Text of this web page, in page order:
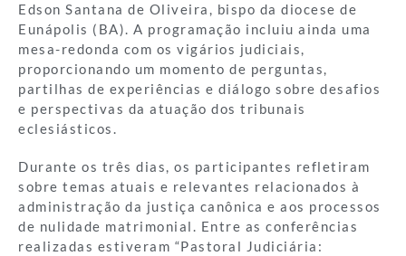
Edson Santana de Oliveira, bispo da diocese de
Eunápolis (BA). A programação incluiu ainda uma
mesa-redonda com os vigários judiciais,
proporcionando um momento de perguntas,
partilhas de experiências e diálogo sobre desafios
e perspectivas da atuação dos tribunais
eclesiásticos.
Durante os três dias, os participantes refletiram
sobre temas atuais e relevantes relacionados à
administração da justiça canônica e aos processos
de nulidade matrimonial. Entre as conferências
realizadas estiveram “Pastoral Judiciária: